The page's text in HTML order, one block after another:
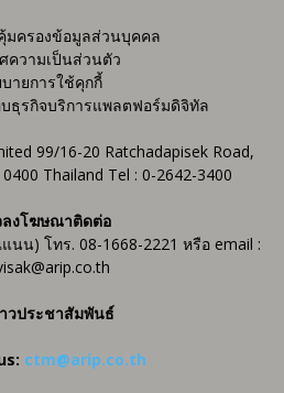
มครองข้อมูลส่วนบุคคล
ความเป็นส่วนตัว
ายการใช้คุกกี้
ธุรกิจบริการแพลตฟอร์มดิจิทัล
99/16-20 Ratchadapisek Road,
Thailand Tel : 0-2642-3400
ลงโฆษณาติดต่อ
น) โทร. 08-1668-2221 หรือ email :
วประชาสัมพันธ์
ctm@arip.co.th